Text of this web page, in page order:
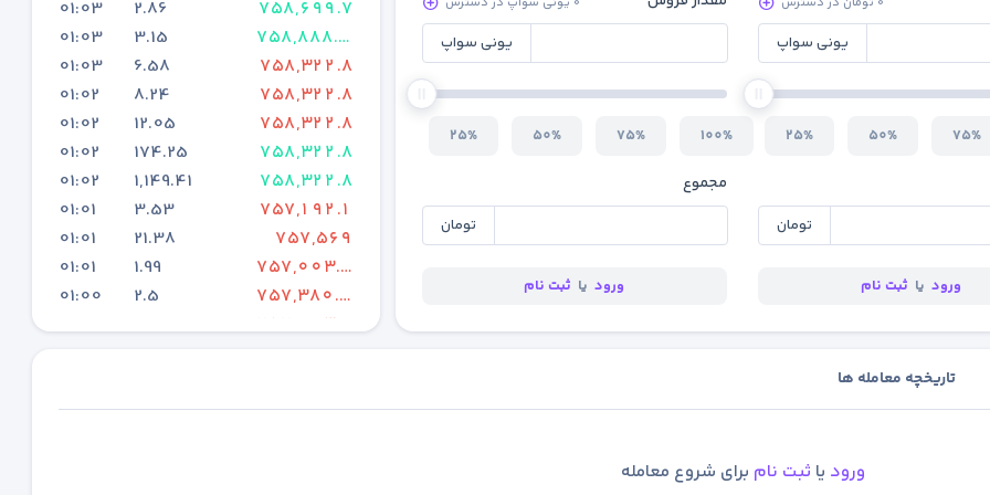
یونی سواپ
25% 50% 75%
تومان
ورود یا ثبت نام
یونی سواپ
25% 50% 75% 100%
مجموع
تومان
ورود یا ثبت نام
758,699.7
2.86
01:03
758,888.15
3.15
01:03
758,322.8
6.58
01:03
758,322.8
8.24
01:02
758,322.8
12.05
01:02
758,322.8
174.25
01:02
758,322.8
1,149.41
01:02
757,192.1
3.53
01:01
757,569
21.38
01:01
757,003.65
1.99
01:01
757,380.55
2.5
01:00
757,003.65
2.25
01:00
756,438.3
2.88
00:59
تاریخچه معامله ها
ورود یا ثبت نام برای شروع معامله